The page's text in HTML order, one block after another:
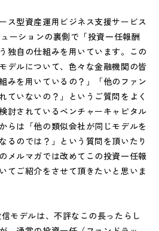
ス型資産運用ビジネス支援サービス
ーションの裏側で「投資一任報酬
独自の仕組みを用いています。この
デルについて、色々な金融機関の皆
みを用いているの？」「他のファン
ていないの？」というご質問をよく
討されているベンチャーキャピタル
らは「他の類似会社が同じモデルを
るのでは？」という質問を頂いたり
メルマガでは改めてこの投資一任報
てご紹介をさせて頂きたいと思いま
モデルは、不評なこの長ったらし